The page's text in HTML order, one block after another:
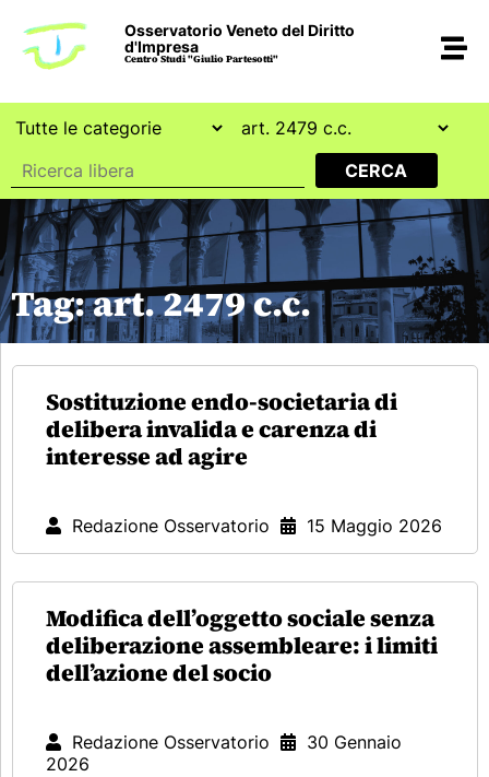
Osservatorio Veneto del Diritto
d'Impresa
Centro Studi "Giulio Partesotti"
Tag: art. 2479 c.c.
Sostituzione endo-societaria di
delibera invalida e carenza di
interesse ad agire
Redazione Osservatorio 15 Maggio 2026
Modifica dell’oggetto sociale senza
deliberazione assembleare: i limiti
dell’azione del socio
Redazione Osservatorio
30 Gennaio
2026